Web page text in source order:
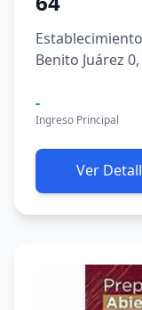
Benito Juárez
-
Ingreso Principal
Ver